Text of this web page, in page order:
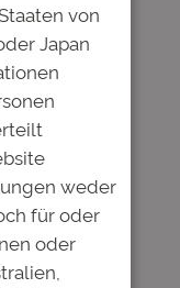
II GmbH
4%-ANLEIHE
| WKN:
2017/2027
ein, um
von
Japan
weder
für oder
oder